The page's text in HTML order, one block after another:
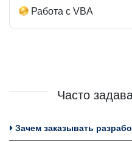
Работа с VBA
Часто
Зачем заказывать